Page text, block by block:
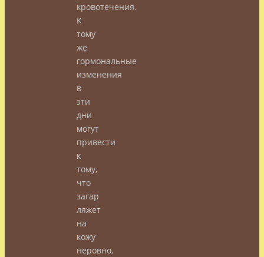
кровотечения.
К
тому
же
гормональные
изменения
в
эти
дни
могут
привести
к
тому,
что
загар
ляжет
на
кожу
неровно,